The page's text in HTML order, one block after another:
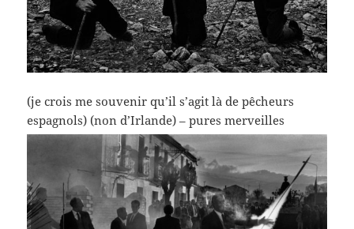
(je crois me souvenir qu’il s’agit là de pêcheurs
espagnols) (non d’Irlande) – pures merveilles